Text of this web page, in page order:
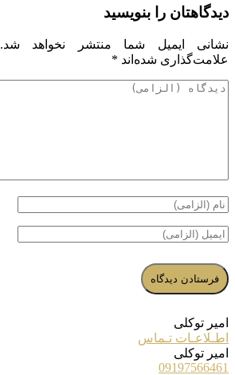
دیدگاهتان را بنویسید
نشانی ایمیل شما منتشر نخواهد شد.
علامت‌گذاری شده‌اند *
امیر توکلی
اطـلاعـات تـماس
امیر توکلی
09197566461